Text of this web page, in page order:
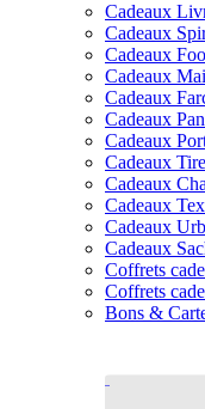
Cadeaux
Cadeaux
Cadeaux
Cadeaux
Cadeaux
Cadeaux
Cadeaux
Cadeaux
Cadeaux
Cadeaux
Cadeaux
Cadeaux
Coffrets
Coffrets
Bons &